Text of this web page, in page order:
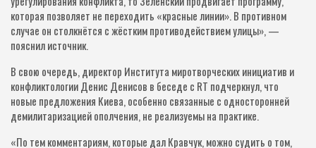
которая позволяет не переходить «красные линии». В противном
случае он столкнётся с жёстким противодействием улицы», —
пояснил источник.
В свою очередь, директор Института миротворческих инициатив и
конфликтологии Денис Денисов в беседе с RT подчеркнул, что
новые предложения Киева, особенно связанные с односторонней
демилитаризацией ополчения, не реализуемы на практике.
«По тем комментариям, которые дал Кравчук, можно судить о том,